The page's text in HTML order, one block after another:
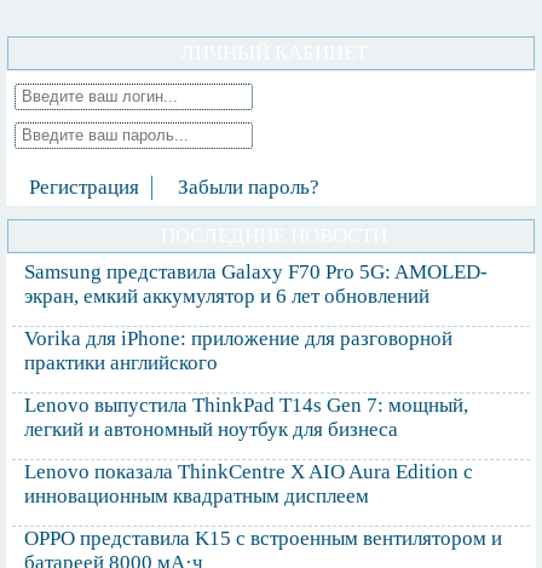
Регистрация Забыли пароль?
Samsung представила Galaxy F70 Pro 5G: AMOLED-
экран, емкий аккумулятор и 6 лет обновлений
Vorika для iPhone: приложение для разговорной
практики английского
Lenovo выпустила ThinkPad T14s Gen 7: мощный,
легкий и автономный ноутбук для бизнеса
Lenovo показала ThinkCentre X AIO Aura Edition с
инновационным квадратным дисплеем
OPPO представила K15 с встроенным вентилятором и
батареей 8000 мА·ч